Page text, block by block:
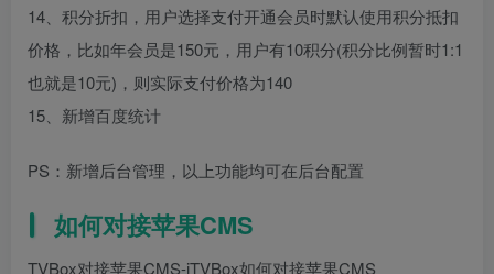
14、积分折扣，用户选择支付开通会员时默认使用积分抵扣
价格，比如年会员是150元，用户有10积分(积分比例暂时1:1
也就是10元)，则实际支付价格为140
15、新增百度统计
PS：新增后台管理，以上功能均可在后台配置
如何对接苹果CMS
TVBox对接苹果CMS-iTVBox如何对接苹果CMS